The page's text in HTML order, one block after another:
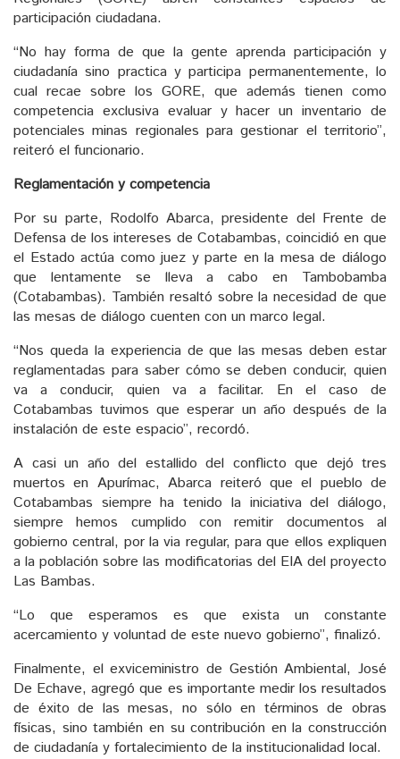
participación ciudadana.
“No hay forma de que la gente aprenda participación y
ciudadanía sino practica y participa permanentemente, lo
cual recae sobre los GORE, que además tienen como
competencia exclusiva evaluar y hacer un inventario de
potenciales minas regionales para gestionar el territorio”,
reiteró el funcionario.
Reglamentación y competencia
Por su parte, Rodolfo Abarca, presidente del Frente de
Defensa de los intereses de Cotabambas, coincidió en que
el Estado actúa como juez y parte en la mesa de diálogo
que lentamente se lleva a cabo en Tambobamba
(Cotabambas). También resaltó sobre la necesidad de que
las mesas de diálogo cuenten con un marco legal.
“Nos queda la experiencia de que las mesas deben estar
reglamentadas para saber cómo se deben conducir, quien
va a conducir, quien va a facilitar. En el caso de
Cotabambas tuvimos que esperar un año después de la
instalación de este espacio”, recordó.
A casi un año del estallido del conflicto que dejó tres
muertos en Apurímac, Abarca reiteró que el pueblo de
Cotabambas siempre ha tenido la iniciativa del diálogo,
siempre hemos cumplido con remitir documentos al
gobierno central, por la via regular, para que ellos expliquen
a la población sobre las modificatorias del EIA del proyecto
Las Bambas.
“Lo que esperamos es que exista un constante
acercamiento y voluntad de este nuevo gobierno”, finalizó.
Finalmente, el exviceministro de Gestión Ambiental, José
De Echave, agregó que es importante medir los resultados
de éxito de las mesas, no sólo en términos de obras
físicas, sino también en su contribución en la construcción
de ciudadanía y fortalecimiento de la institucionalidad local.